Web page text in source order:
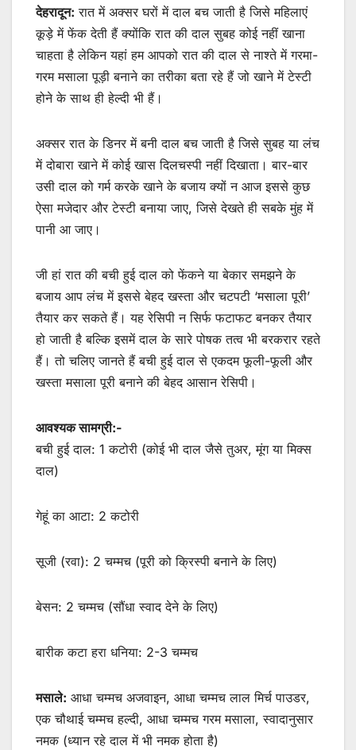
देहरादून: रात में अक्सर घरों में दाल बच जाती है जिसे महिलाएं
कूड़े में फेंक देती हैं क्योंकि रात की दाल सुबह कोई नहीं खाना
चाहता है लेकिन यहां हम आपको रात की दाल से नाश्ते में गरमा-
गरम मसाला पूड़ी बनाने का तरीका बता रहे हैं जो खाने में टेस्टी
होने के साथ ही हेल्दी भी हैं।
अक्सर रात के डिनर में बनी दाल बच जाती है जिसे सुबह या लंच
में दोबारा खाने में कोई खास दिलचस्पी नहीं दिखाता। बार-बार
उसी दाल को गर्म करके खाने के बजाय क्यों न आज इससे कुछ
ऐसा मजेदार और टेस्टी बनाया जाए, जिसे देखते ही सबके मुंह में
पानी आ जाए।
जी हां रात की बची हुई दाल को फेंकने या बेकार समझने के
बजाय आप लंच में इससे बेहद खस्ता और चटपटी ‘मसाला पूरी’
तैयार कर सकते हैं। यह रेसिपी न सिर्फ फटाफट बनकर तैयार
हो जाती है बल्कि इसमें दाल के सारे पोषक तत्व भी बरकरार रहते
हैं। तो चलिए जानते हैं बची हुई दाल से एकदम फूली-फूली और
खस्ता मसाला पूरी बनाने की बेहद आसान रेसिपी।
आवश्यक सामग्री:-
बची हुई दाल: 1 कटोरी (कोई भी दाल जैसे तुअर, मूंग या मिक्स
दाल)
गेहूं का आटा: 2 कटोरी
सूजी (रवा): 2 चम्मच (पूरी को क्रिस्पी बनाने के लिए)
बेसन: 2 चम्मच (सौंधा स्वाद देने के लिए)
बारीक कटा हरा धनिया: 2-3 चम्मच
मसाले: आधा चम्मच अजवाइन, आधा चम्मच लाल मिर्च पाउडर,
एक चौथाई चम्मच हल्दी, आधा चम्मच गरम मसाला, स्वादानुसार
नमक (ध्यान रहे दाल में भी नमक होता है)